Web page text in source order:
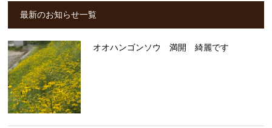
最新のお知らせ一覧
オオハンゴンソウ 満開 綺麗です